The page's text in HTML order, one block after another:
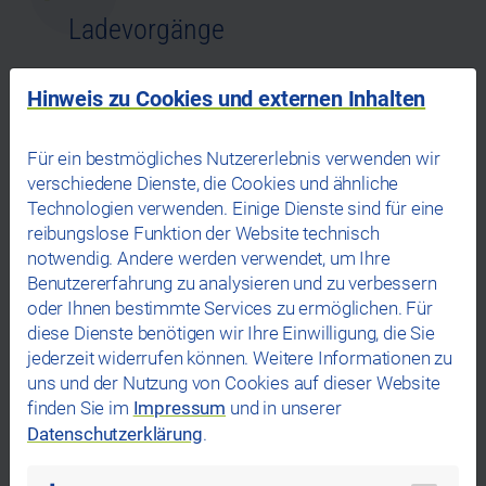
Ladevorgänge
Seit Beginn unserer Aktivitäten für den Ausbau der
reinen Ökostrom tanken.
69Mio.
Kilometer Fahrstrecke
Die geladene Ökostrommenge reicht für 69 Mio.
Kilometer und entspricht einer Fahrstrecke von 1.700
elektrischen Weltumrundungen.
Hinweis zu Cookies und externen Inhalten
Für ein bestmögliches Nutzererlebnis verwenden wir
verschiedene Dienste, die Cookies und ähnliche
Technologien verwenden. Einige Dienste sind für eine
reibungslose Funktion der Website technisch
notwendig. Andere werden verwendet, um Ihre
Benutzererfahrung zu analysieren und zu verbessern
oder Ihnen bestimmte Services zu ermöglichen. Für
diese Dienste benötigen wir Ihre Einwilligung, die Sie
jederzeit widerrufen können. Weitere Informationen zu
uns und der Nutzung von Cookies auf dieser Website
finden Sie im Impressum und in unserer
Datenschutzerklärung.